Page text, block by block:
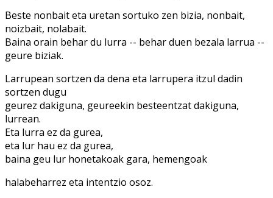
Beste nonbait eta uretan sortuko zen bizia, nonbait,
noizbait, nolabait.
Baina orain behar du lurra -- behar duen bezala larrua --
geure biziak.
Larrupean sortzen da dena eta larrupera itzul dadin
sortzen dugu
geurez dakiguna, geureekin besteentzat dakiguna,
lurrean.
Eta lurra ez da gurea,
eta lur hau ez da gurea,
baina geu lur honetakoak gara, hemengoak
halabeharrez eta intentzio osoz.